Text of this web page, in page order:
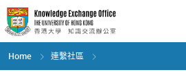
Skip
to
main
content
Home 連繫社區